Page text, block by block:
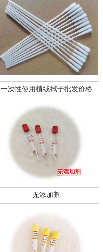
一次性使用植绒拭子批发价格
无添加剂